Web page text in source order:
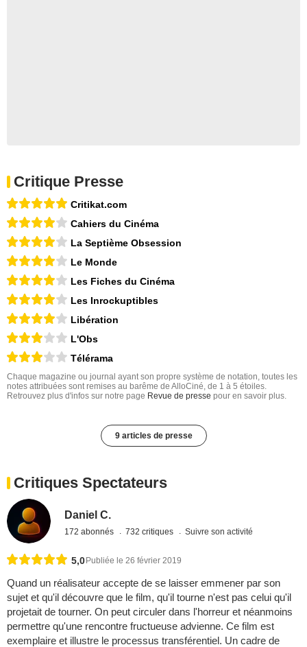
Critique Presse
Critikat.com
Cahiers du Cinéma
La Septième Obsession
Le Monde
Les Fiches du Cinéma
Les Inrockuptibles
Libération
L'Obs
Télérama
Chaque magazine ou journal ayant son propre système de notation, toutes les
notes attribuées sont remises au barême de AlloCiné, de 1 à 5 étoiles.
Retrouvez plus d'infos sur notre page Revue de presse pour en savoir plus.
9 articles de presse
Critiques Spectateurs
Daniel C.
172 abonnés 732 critiques Suivre son activité
5,0Publiée le 26 février 2019
Quand un réalisateur accepte de se laisser emmener par son
sujet et qu'il découvre que le film, qu'il tourne n'est pas celui qu'il
projetait de tourner. On peut circuler dans l'horreur et néanmoins
permettre qu'une rencontre fructueuse advienne. Ce film est
exemplaire et illustre le processus transférentiel. Un cadre de